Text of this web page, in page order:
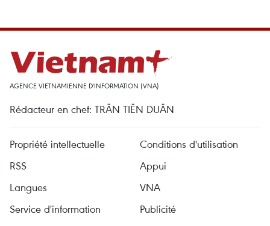
AGENCE VIETNAMIENNE D'INFORMATION (VNA)
Rédacteur en chef: TRÂN TIÊN DUÂN
Propriété intellectuelle
Conditions d'utilisation
RSS
Appui
Langues
VNA
Service d'information
Publicité